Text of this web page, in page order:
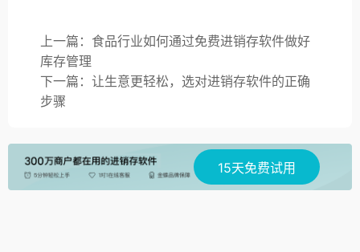
上一篇：食品行业如何通过免费进销存软件做好
库存管理
下一篇：让生意更轻松，选对进销存软件的正确
步骤
15天免费试用